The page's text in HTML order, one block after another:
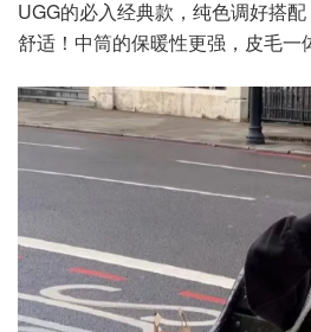
UGG的必入经典款，纯色调好搭
舒适！中筒的保暖性更强，皮毛一